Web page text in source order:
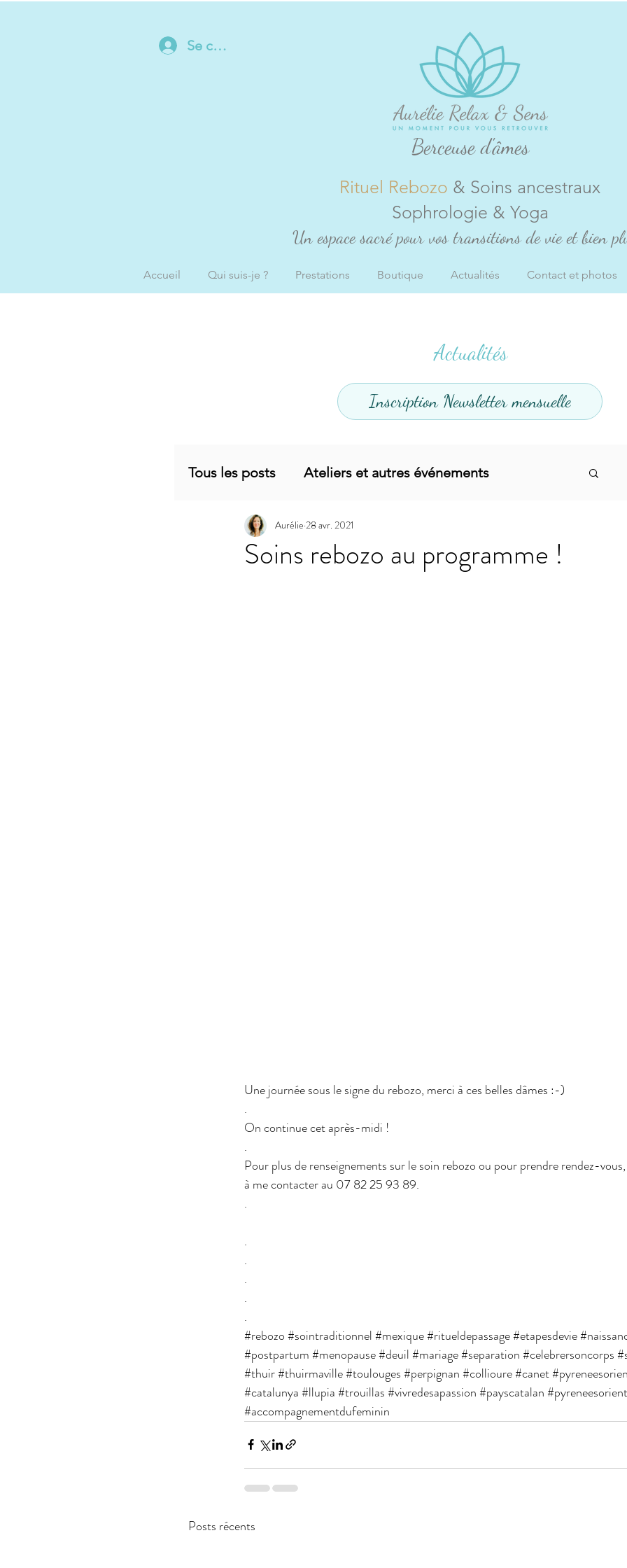
Actualités
Inscription Newsletter mensuelle
Tous les posts Ateliers et autres événements
Planning mensuel
Soins rebozo au programme !
Aurélie 28 avr. 2021
Une journée sous le signe du rebozo, merci à ces belles dâmes :-)
.
On continue cet après-midi !
.
Pour plus de renseignements sur le soin rebozo ou pour prendre rendez-
à me contacter au 07 82 25 93 89.
.
.
.
.
.
.
#rebozo#sointraditionnel#mexique#ritueldepassage#etapesdevie
#postpartum#menopause#deuil#mariage#separation#celebrersoncorps
#thuir#thuirmaville#toulouges#perpignan#collioure#canet
#catalunya#llupia#trouillas#vivredesapassion#payscatalan
#accompagnementdufeminin
Posts récents
Se connecter
Berceuse d'âmes
Rituel Rebozo & Soins ancestraux
Sophrologie & Yoga
Un espace sacré pour vos transitions de vie et bien
Accueil Qui suis-je ? Prestations Boutique Actualités Contact et photos